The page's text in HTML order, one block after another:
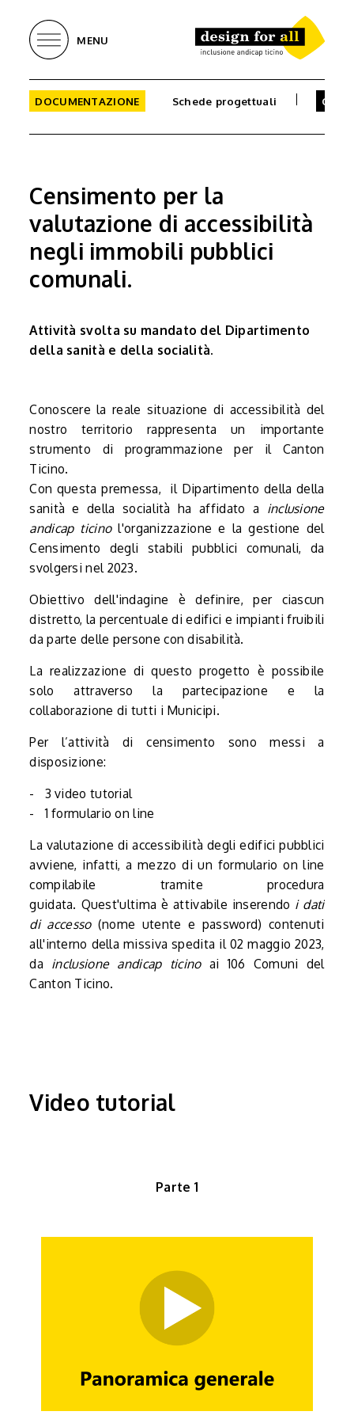
MENU
DOCUMENTAZIONE Schede progettuali
Censimento per la
valutazione di accessibilità
negli immobili pubblici
comunali.
Attività svolta su mandato del Dipartimento
della sanità e della socialità.
Conoscere la reale situazione di accessibilità del
nostro territorio rappresenta un importante
strumento di programmazione per il Canton
Ticino.
Con questa premessa, il Dipartimento della della
sanità e della socialità ha affidato a inclusione
andicap ticinol'organizzazione e la gestione del
Censimento degli stabili pubblici comunali, da
svolgersi nel 2023.
Obiettivo dell'indagine è definire, per ciascun
distretto, la percentuale di edifici e impianti fruibili
da parte delle persone con disabilità.
La realizzazione di questo progetto è possibile
solo attraverso la partecipazione e la
collaborazione di tutti i Municipi.
Per l’attività di censimento
sono messi a
disposizione:
- 3 video tutorial
- 1 formulario on line
La valutazione di accessibilità degli edifici pubblici
avviene, infatti, a mezzo di un formulario on line
compilabile tramite procedura
guidata. Quest'ultima è attivabile inserendo i dati
di accesso(nome utente e password) contenuti
all'interno della missiva spedita il 02 maggio 2023,
da inclusione andicap ticinoai 106 Comuni del
Canton Ticino.
Video tutorial
Parte 1